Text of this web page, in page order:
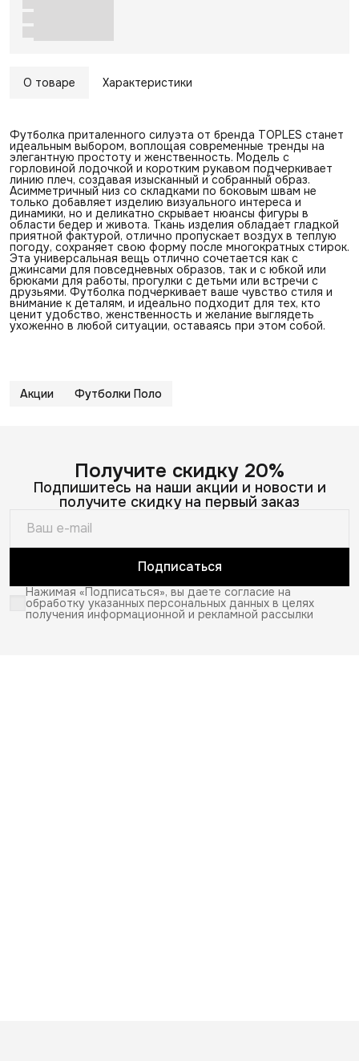
О товаре Характеристики
Футболка приталенного силуэта от бренда TOPLES станет
идеальным выбором, воплощая современные тренды на
элегантную простоту и женственность. Модель с
горловиной лодочкой и коротким рукавом подчеркивает
линию плеч, создавая изысканный и собранный образ.
Асимметричный низ со складками по боковым швам не
только добавляет изделию визуального интереса и
динамики, но и деликатно скрывает нюансы фигуры в
области бедер и живота. Ткань изделия обладает гладкой
приятной фактурой, отлично пропускает воздух в теплую
погоду, сохраняет свою форму после многократных стирок.
Эта универсальная вещь отлично сочетается как с
джинсами для повседневных образов, так и с юбкой или
брюками для работы, прогулки с детьми или встречи с
друзьями. Футболка подчеркивает ваше чувство стиля и
внимание к деталям, и идеально подходит для тех, кто
ценит удобство, женственность и желание выглядеть
ухоженно в любой ситуации, оставаясь при этом собой.
Акции Футболки Поло
Получите скидку 20%
Подпишитесь на наши акции и новости и
получите скидку на первый заказ
Подписаться
Нажимая «Подписаться», вы даете согласие на
обработку указанных персональных данных в целях
получения информационной и рекламной рассылки